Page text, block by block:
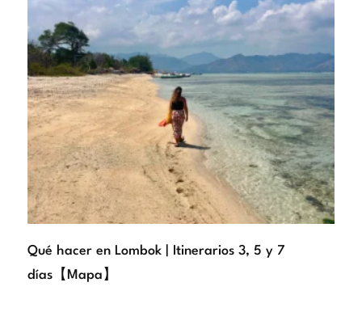
Qué hacer en Lombok | Itinerarios 3, 5 y 7
días【Mapa】